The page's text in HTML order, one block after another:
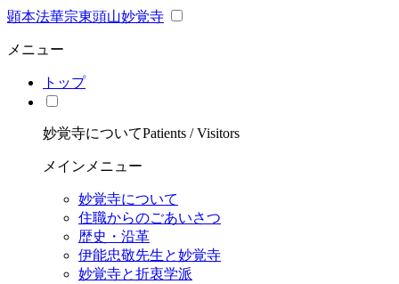
顕本法華宗東頭山妙覚寺
メニュー
トップ
妙覚寺についてPatients / Visitors
メインメニュー
妙覚寺について
住職からのごあいさつ
歴史・沿革
伊能忠敬先生と妙覚寺
妙覚寺と折衷学派